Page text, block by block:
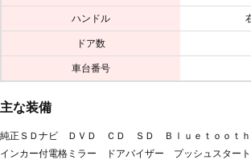
ハンドル
ドア数
車台番号
主な装備
純正ＳＤナビ ＤＶＤ ＣＤ ＳＤ Ｂｌｕｅｔｏｏｔ
インカー付電格ミラー ドアバイザー プッシュスター